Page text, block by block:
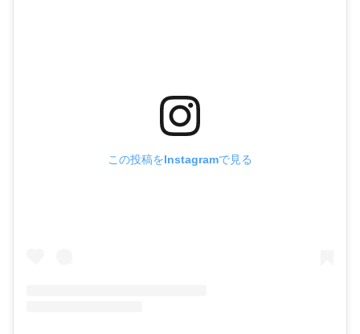
この投稿をInstagramで見る